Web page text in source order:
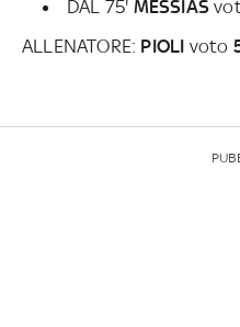
DAL 75' MESSIAS
ALLENATORE: PIOLI voto